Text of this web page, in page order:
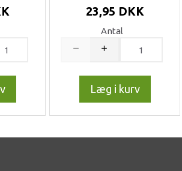
23,95 DKK
Antal
Læg i kurv